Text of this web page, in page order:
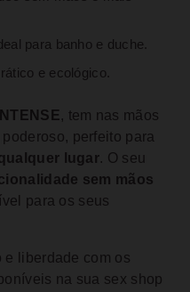
para banho e duche.
e ecológico.
, tem nas mãos
perfeito para
lugar. O seu
sem mãos
para os seus
e liberdade com os
na sua sex shop